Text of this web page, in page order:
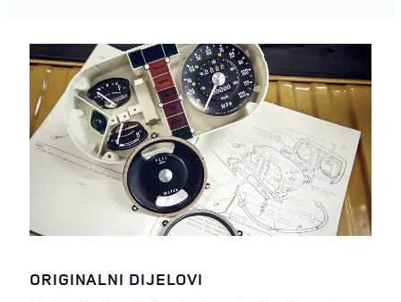
ORIGINALNI DIJELOVI